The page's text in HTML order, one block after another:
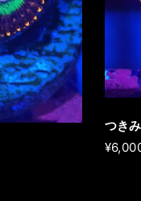
つき